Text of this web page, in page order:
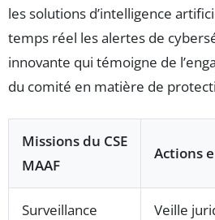
les solutions d’intelligence
temps réel les alertes de
innovante qui témoigne de
du comité en matière de
Missions du CSE
MAAF
Actions
Surveillance
Veille